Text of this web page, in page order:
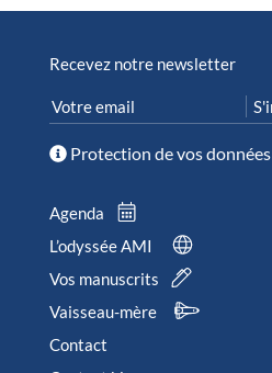
Recevez notre newsletter
Protection de vos données
Agenda
L’odyssée AMI
Vos manuscrits
Vaisseau-mère
Contact